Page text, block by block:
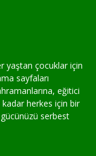
yaştan çocuklar için
sayfaları
eğitici
kadar herkes için bir
gücünüzü serbest